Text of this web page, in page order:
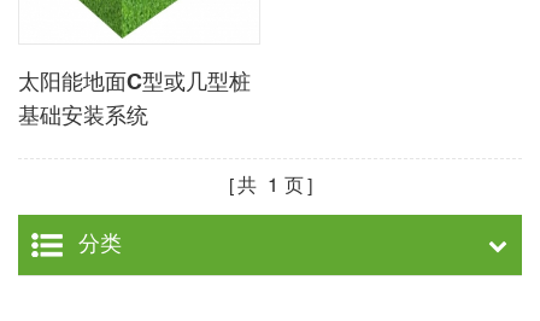
太阳能地面C型或几型桩
基础安装系统
共 1 页
分类